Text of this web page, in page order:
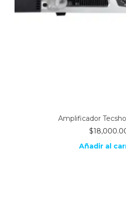
Amplificador
$
Añadir al